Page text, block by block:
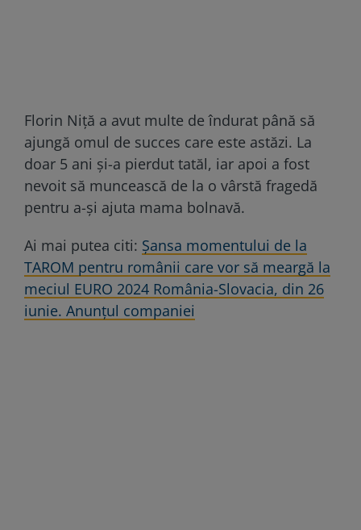
Florin Niță a avut multe de îndurat până să
ajungă omul de succes care este astăzi. La
doar 5 ani și-a pierdut tatăl, iar apoi a fost
nevoit să muncească de la o vârstă fragedă
pentru a-și ajuta mama bolnavă.
Ai mai putea citi: Șansa momentului de la
TAROM pentru românii care vor să meargă la
meciul EURO 2024 România-Slovacia, din 26
iunie. Anunțul companiei